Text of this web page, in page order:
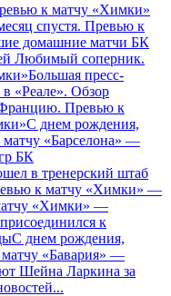
к матчу «Химки»
спустя. Превью к
домашние матчи БК
Любимый соперник.
Большая пресс-
«Реале». Обзор
Превью к
C днем рождения,
«Барселона» —
БК
в тренерский штаб
к матчу «Химки» —
«Химки» —
к
С днем рождения,
«Бавария» —
Шейна Ларкина за
...